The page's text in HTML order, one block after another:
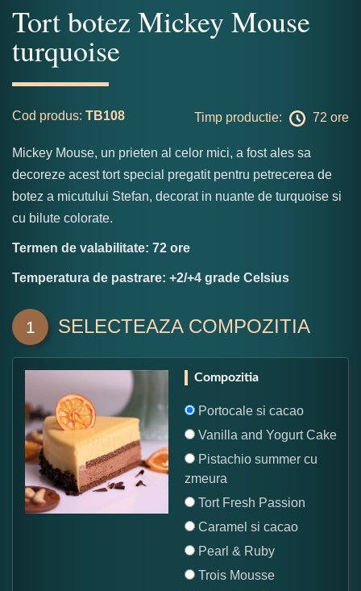
Tort botez Mickey Mouse
turquoise
Cod produs: TB108 Timp productie: 72 ore
Mickey Mouse, un prieten al celor mici, a fost ales sa
decoreze acest tort special pregatit pentru petrecerea de
botez a micutului Stefan, decorat in nuante de turquoise si
cu bilute colorate.
Termen de valabilitate: 72 ore
Temperatura de pastrare: +2/+4 grade Celsius
1 SELECTEAZA COMPOZITIA
Compozitia
Portocale si cacao
Vanilla and Yogurt Cake
Pistachio summer cu
zmeura
Tort Fresh Passion
Caramel si cacao
Pearl & Ruby
Trois Mousse